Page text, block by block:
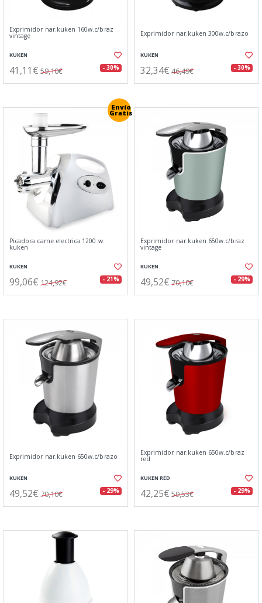
Exprimidor nar.kuken 160w.c/braz
vintage
KUKEN
41,11€ 59,10€ - 30%
Exprimidor nar.kuken 300w.c/brazo
KUKEN
32,34€ 46,49€ - 30%
Envío
Gratis
Picadora carne electrica 1200 w.
kuken
KUKEN
99,06€ 124,92€ - 21%
Exprimidor nar.kuken 650w.c/braz
vintage
KUKEN
49,52€ 70,10€ - 29%
Exprimidor nar.kuken 650w.c/brazo
KUKEN
49,52€ 70,10€ - 29%
Exprimidor nar.kuken 650w.c/braz
red
KUKEN RED
42,25€ 59,53€ - 29%